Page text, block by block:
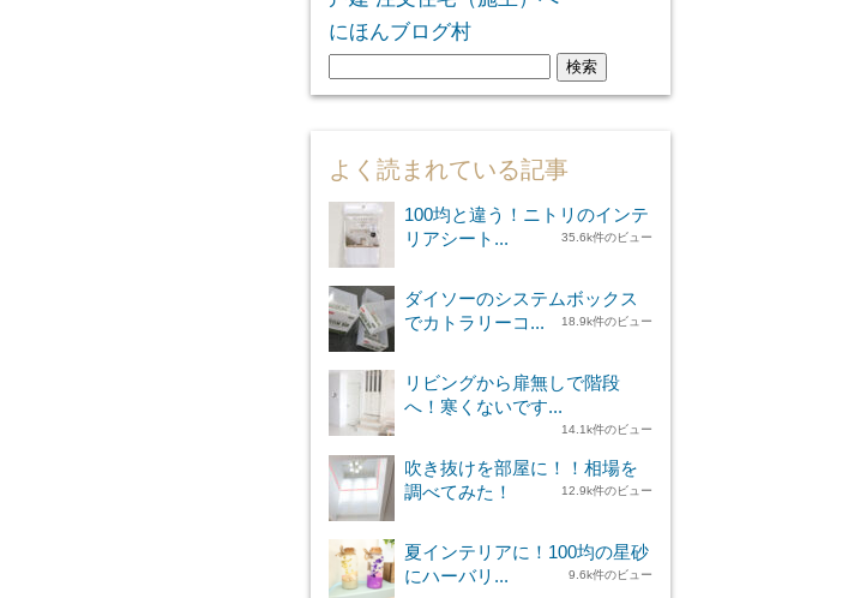
にほんブログ村
索:
よく読まれている記事
100均と違う！ニトリのインテ
リアシート...
35.6k件のビュー
ダイソーのシステムボックス
でカトラリーコ...
18.9k件のビュー
リビングから扉無しで階段
へ！寒くないです...
14.1k件のビュー
吹き抜けを部屋に！！相場を
調べてみた！
12.9k件のビュー
夏インテリアに！100均の星砂
にハーバリ...
9.6k件のビュー